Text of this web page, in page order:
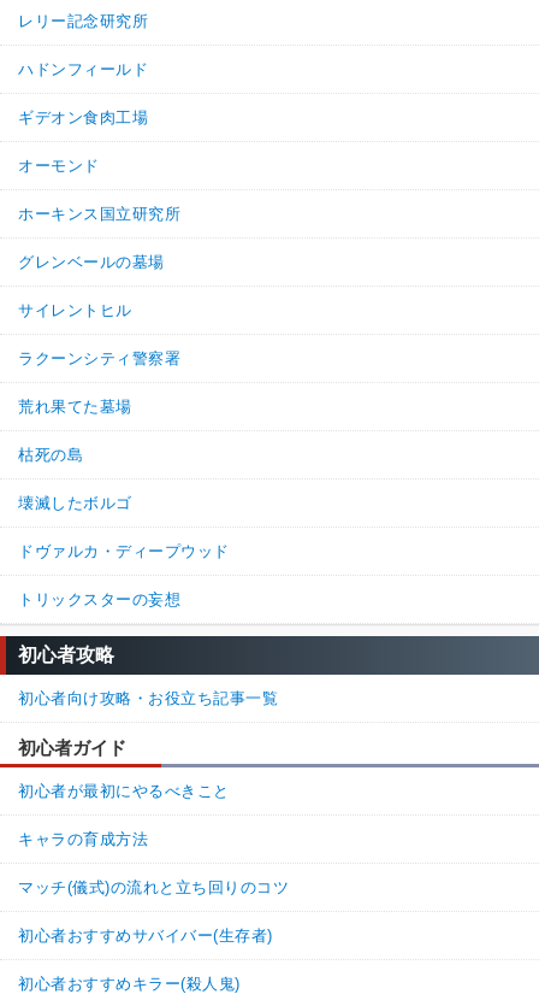
レリー記念研究所
ハドンフィールド
ギデオン食肉工場
オーモンド
ホーキンス国立研究所
グレンベールの墓場
サイレントヒル
ラクーンシティ警察署
荒れ果てた墓場
枯死の島
壊滅したボルゴ
ドヴァルカ・ディープウッド
トリックスターの妄想
初心者攻略
初心者向け攻略・お役立ち記事一覧
初心者ガイド
初心者が最初にやるべきこと
キャラの育成方法
マッチ(儀式)の流れと立ち回りのコツ
初心者おすすめサバイバー(生存者)
初心者おすすめキラー(殺人鬼)